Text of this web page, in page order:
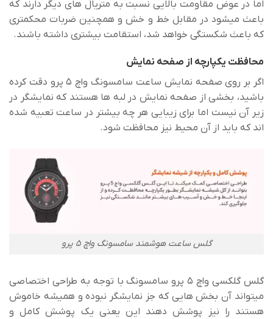
اما در عوض مقاومت بالایی نسبت به متریال های دیگر دارند که
باعث میشود در مقابل خط و خش و همچنین ضربات محکمتری
که باعث شکستگی خواهد شد، استقامت بیشتری داشته باشند.
محافظت یکپارچه از صفحه نمایش
اگر بر روی صفحه نمایش ساعت سامسونگ واچ 5 پرو دقت کرده
باشید، بخشی از صفحه نمایش در لبه ها هستند که نمایشگر در
زیر آن نیست اما برای زیبایی هر چه بیشتر در ساعت تعبیه شده
اند که باید از آن محیط نیز محافظت شود.
گلس ساعت هوشمند سامسونگ واچ 5 پرو
گلس گلکسی واچ ۵ پرو سامسونگ با توجه به طراحی اختصاصی
میتواند آن بخش هایی که جز نمایشگر نبوده و همیشه خاموش
هستند را نیز پوشش دهند این یعنی یک پوشش کامل و